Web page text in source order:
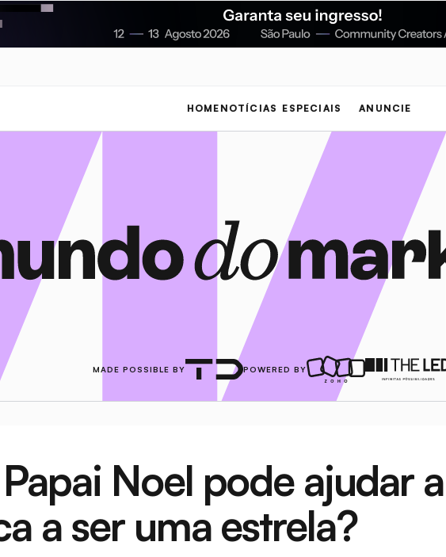
HOME NOTÍCIAS ESPECIAIS ANUNCIE
MADE POSSIBLE BY POWERED BY
Noel pode ajudar a
a ser uma estrela?